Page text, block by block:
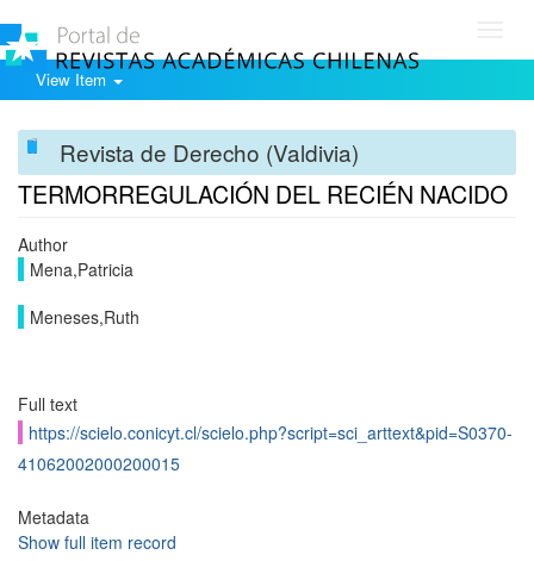
View Item
Revista de Derecho (Valdivia)
TERMORREGULACIÓN DEL RECIÉN NACIDO
Author
Mena,Patricia
Meneses,Ruth
Full text
https://scielo.conicyt.cl/scielo.php?script=sci_arttext&pid=S0370-
41062002000200015
Metadata
Show full item record